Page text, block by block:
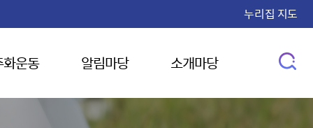
누리집 지도
운동 알림마당 소개마당